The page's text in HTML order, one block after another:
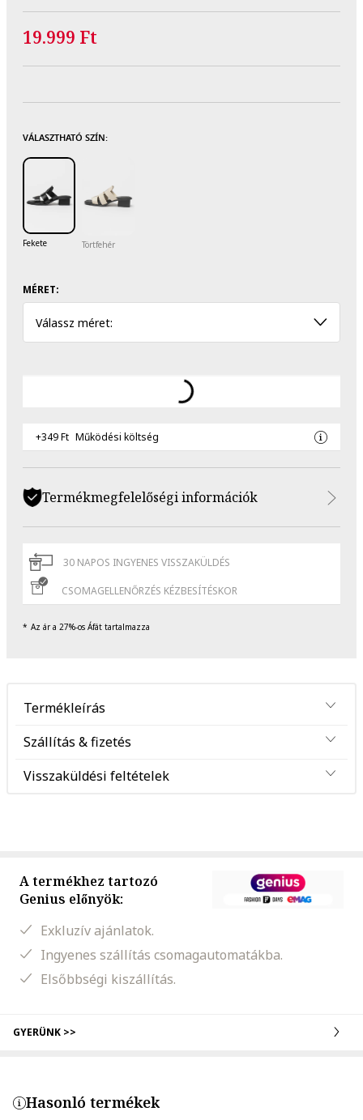
19.999 Ft
VÁLASZTHATÓ SZÍN:
Fekete Törtfehér
MÉRET:
Válassz méret:
+349 Ft Működési költség
Termékmegfelelőségi információk
30 NAPOS INGYENES VISSZAKÜLDÉS
CSOMAGELLENŐRZÉS KÉZBESÍTÉSKOR
Az ár a 27%-os Áfát tartalmazza
Termékleírás
Szállítás & fizetés
Visszaküldési feltételek
A termékhez tartozó
Genius előnyök:
Exkluzív ajánlatok.
Ingyenes szállítás csomagautomatákba.
Elsőbbségi kiszállítás.
GYERÜNK >>
Hasonló termékek